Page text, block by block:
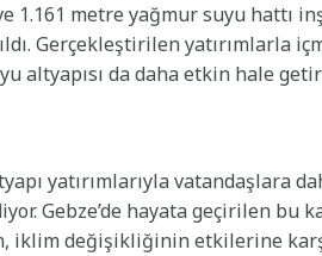
1.161 metre yağmur suyu hattı
Gerçekleştirilen yatırımlarla
altyapısı da daha etkin hale
yatırımlarıyla vatandaşlara
Gebze’de hayata geçirilen bu
iklim değişikliğinin etkilerine